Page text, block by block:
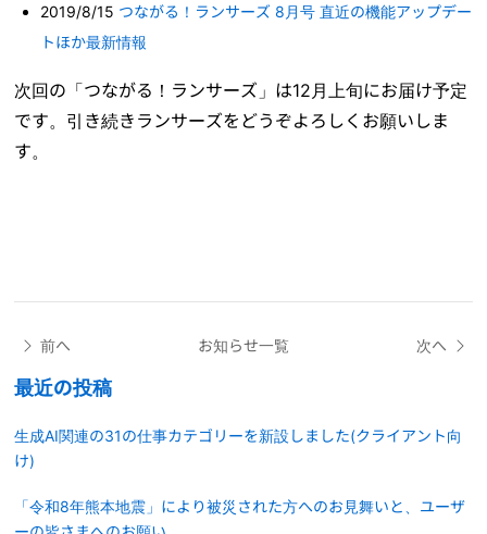
2019/8/15 つながる！ランサーズ 8月号 直近の機能アップデー
トほか最新情報
次回の「つながる！ランサーズ」は12月上旬にお届け予定
です。引き続きランサーズをどうぞよろしくお願いしま
す。
前へ お知らせ一覧 次へ
最近の投稿
生成AI関連の31の仕事カテゴリーを新設しました(クライアント向
け)
「令和8年熊本地震」により被災された方へのお見舞いと、ユーザ